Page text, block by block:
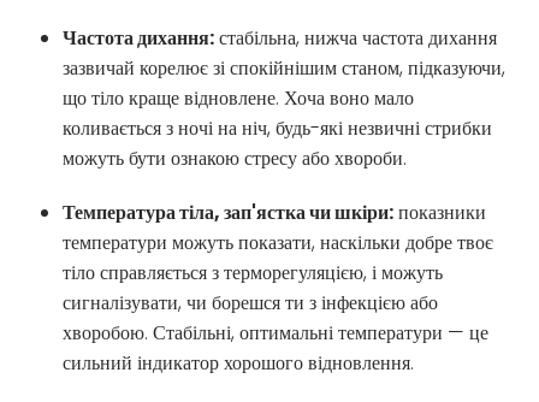
Частота дихання:стабільна, нижча частота дихання
зазвичай корелює зі спокійнішим станом, підказуючи,
що тіло краще відновлене. Хоча воно мало
коливається з ночі на ніч, будь-які незвичні стрибки
можуть бути ознакою стресу або хвороби.
Температура тіла, зап'ястка чи шкіри:показники
температури можуть показати, наскільки добре твоє
тіло справляється з терморегуляцією, і можуть
сигналізувати, чи борешся ти з інфекцією або
хворобою. Стабільні, оптимальні температури — це
сильний індикатор хорошого відновлення.